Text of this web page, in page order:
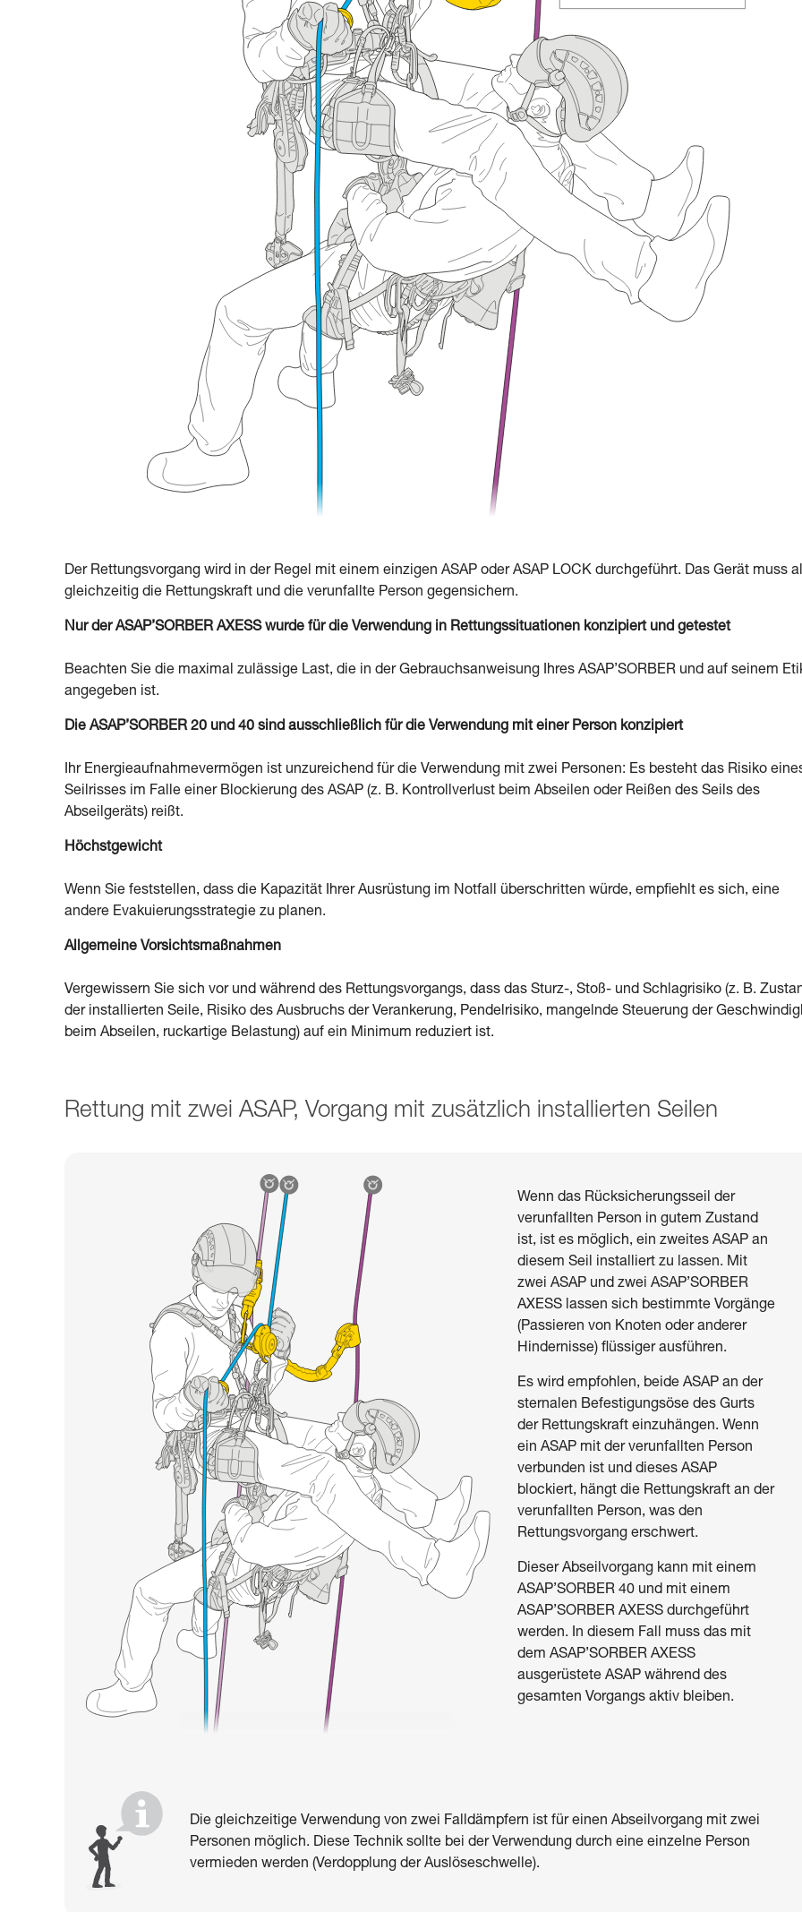
Der Rettungsvorgang wird in der Regel mit einem einzigen ASAP oder ASAP LOCK durchgeführt. Das Gerät muss
gleichzeitig die Rettungskraft und die verunfallte Person gegensichern.
Nur der ASAP’SORBER AXESS wurde für die Verwendung in Rettungssituationen konzipiert und getestet
Beachten Sie die maximal zulässige Last, die in der Gebrauchsanweisung Ihres ASAP’SORBER und auf seinem
angegeben ist.
Die ASAP’SORBER 20 und 40 sind ausschließlich für die Verwendung mit einer Person konzipiert
Ihr Energieaufnahmevermögen ist unzureichend für die Verwendung mit zwei Personen: Es besteht das Risiko
Seilrisses im Falle einer Blockierung des ASAP (z. B. Kontrollverlust beim Abseilen oder Reißen des Seils des
Abseilgeräts) reißt.
Höchstgewicht
Wenn Sie feststellen, dass die Kapazität Ihrer Ausrüstung im Notfall überschritten würde, empfiehlt es sich, eine
andere Evakuierungsstrategie zu planen.
Allgemeine Vorsichtsmaßnahmen
Vergewissern Sie sich vor und während des Rettungsvorgangs, dass das Sturz-, Stoß- und Schlagrisiko (z. B.
der installierten Seile, Risiko des Ausbruchs der Verankerung, Pendelrisiko, mangelnde Steuerung der
beim Abseilen, ruckartige Belastung) auf ein Minimum reduziert ist.
Rettung mit zwei ASAP, Vorgang mit zusätzlich installierten Seilen
Wenn das Rücksicherungsseil der
verunfallten Person in gutem Zustand
ist, ist es möglich, ein zweites ASAP an
diesem Seil installiert zu lassen. Mit
zwei ASAP und zwei ASAP’SORBER
AXESS lassen sich bestimmte Vorgänge
(Passieren von Knoten oder anderer
Hindernisse) flüssiger ausführen.
Es wird empfohlen, beide ASAP an der
sternalen Befestigungsöse des Gurts
der Rettungskraft einzuhängen. Wenn
ein ASAP mit der verunfallten Person
verbunden ist und dieses ASAP
blockiert, hängt die Rettungskraft an der
verunfallten Person, was den
Rettungsvorgang erschwert.
Dieser Abseilvorgang kann mit einem
ASAP’SORBER 40 und mit einem
ASAP’SORBER AXESS durchgeführt
werden. In diesem Fall muss das mit
dem ASAP’SORBER AXESS
ausgerüstete ASAP während des
gesamten Vorgangs aktiv bleiben.
Die gleichzeitige Verwendung von zwei Falldämpfern ist für einen Abseilvorgang mit zwei
Personen möglich. Diese Technik sollte bei der Verwendung durch eine einzelne Person
vermieden werden (Verdopplung der Auslöseschwelle).